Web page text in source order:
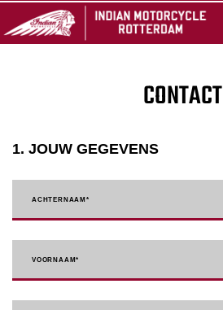
CONTACT
1. JOUW GEGEVENS
ACHTERNAAM *
VOORNAAM*